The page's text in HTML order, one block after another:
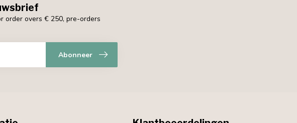
order overs € 250, pre-orders
Abonneer